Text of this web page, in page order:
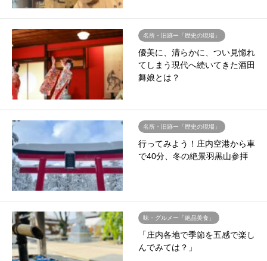
名所・旧跡ー「歴史の現場」
優美に、清らかに、つい見惚れ
てしまう現代へ続いてきた酒田
舞娘とは？
名所・旧跡ー「歴史の現場」
行ってみよう！庄内空港から車
で40分、冬の絶景羽黒山参拝
味・グルメー「絶品美食」
「庄内各地で季節を五感で楽し
んでみては？」